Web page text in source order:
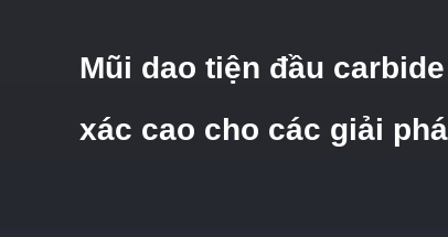
Mũi dao tiện đầu
xác cao cho các giải